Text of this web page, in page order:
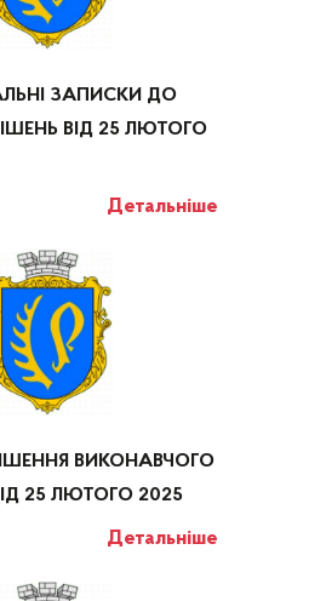
ЗАПИСКИ ДО
ВІД 25 ЛЮТОГО
Детальніше
ВИКОНАВЧОГО
25 ЛЮТОГО 2025
Детальніше